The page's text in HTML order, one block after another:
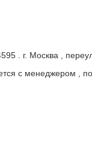
. г. Москва ,
с менеджером ,